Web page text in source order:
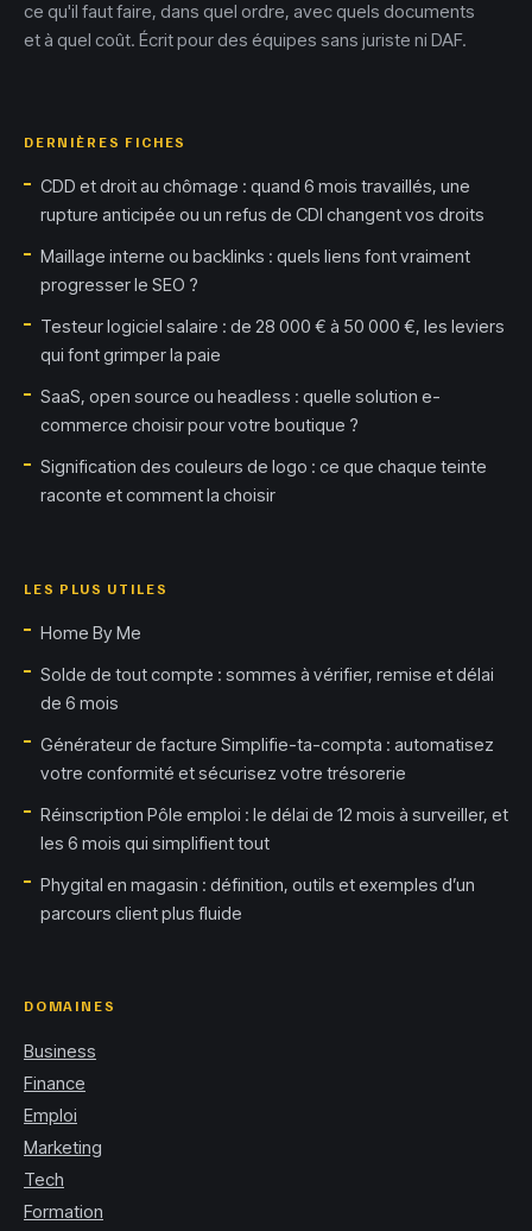
ce qu'il faut faire, dans quel ordre, avec quels documents
et à quel coût. Écrit pour des équipes sans juriste ni DAF.
DERNIÈRES FICHES
CDD et droit au chômage : quand 6 mois travaillés, une
rupture anticipée ou un refus de CDI changent vos droits
Maillage interne ou backlinks : quels liens font vraiment
progresser le SEO ?
Testeur logiciel salaire : de 28 000 € à 50 000 €, les leviers
qui font grimper la paie
SaaS, open source ou headless : quelle solution e-
commerce choisir pour votre boutique ?
Signification des couleurs de logo : ce que chaque teinte
raconte et comment la choisir
LES PLUS UTILES
Home By Me
Solde de tout compte : sommes à vérifier, remise et délai
de 6 mois
Générateur de facture Simplifie-ta-compta : automatisez
votre conformité et sécurisez votre trésorerie
Réinscription Pôle emploi : le délai de 12 mois à surveiller, et
les 6 mois qui simplifient tout
Phygital en magasin : définition, outils et exemples d’un
parcours client plus fluide
DOMAINES
Business
Finance
Emploi
Marketing
Tech
Formation